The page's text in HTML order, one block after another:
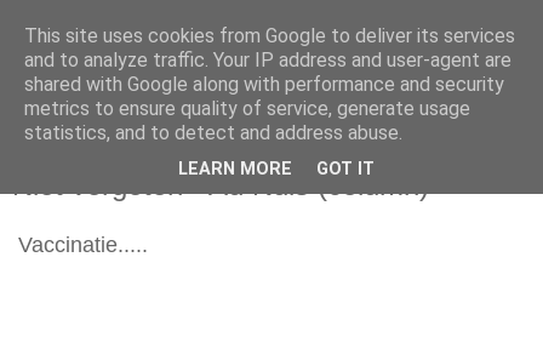
dinsdag 15 november 2022
Niet vergeten - Ad Nuis (column)
Vaccinatie.....
This site uses cookies from Google to deliver its services
and to analyze traffic. Your IP address and user-agent are
shared with Google along with performance and security
metrics to ensure quality of service, generate usage
statistics, and to detect and address abuse.
LEARN MORE GOT IT